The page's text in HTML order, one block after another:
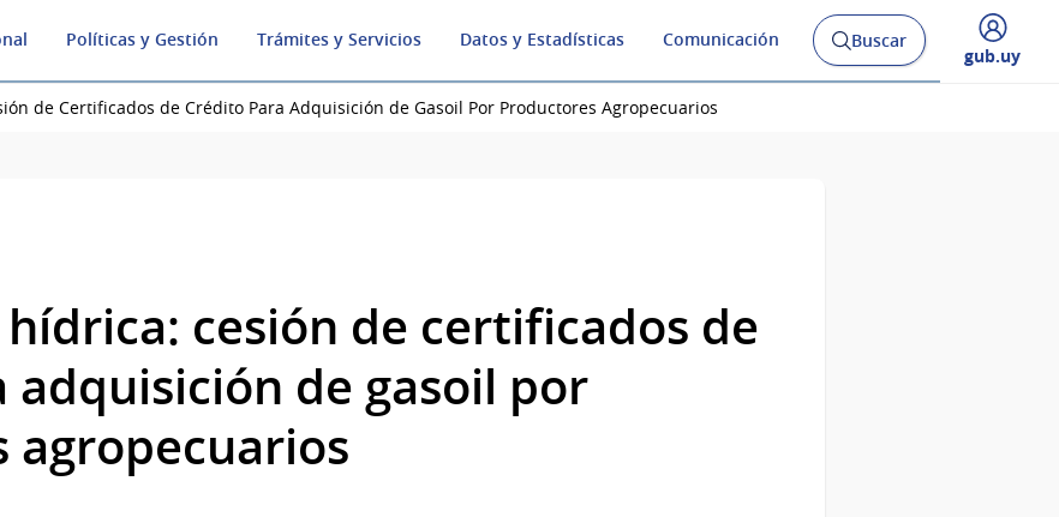
Políticas y Gestión Trámites y Servicios Datos y Estadísticas Comunicación
Abrir
buscador
Buscar
Desplegar
gub.uy
de Certificados de Crédito Para Adquisición de Gasoil Por Productores Agropecuarios
cesión de certificados de
de gasoil por
agropecuarios